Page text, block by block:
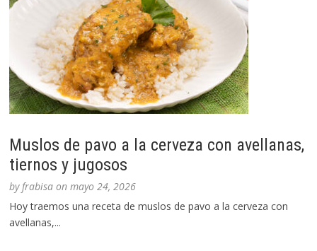
Muslos de pavo a la cerveza con avellanas,
tiernos y jugosos
byfrabisa onmayo 24, 2026
Hoy traemos una receta de muslos de pavo a la cerveza con
avellanas,...